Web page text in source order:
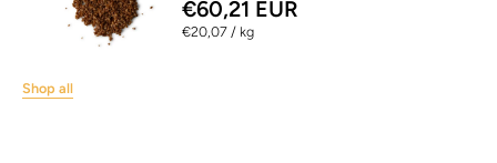
€60,21 EUR
€20,07 / per
kg
Shop all